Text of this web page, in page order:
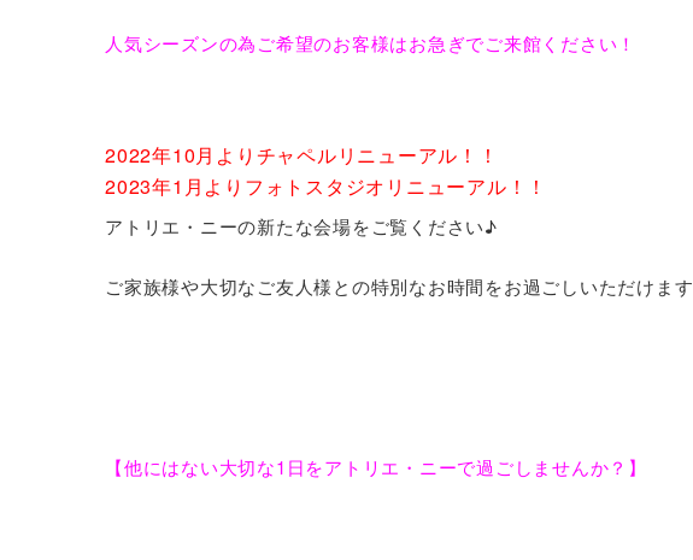
人気シーズンの為ご希望のお客様はお急ぎでご来館ください！
2022年10月よりチャペルリニューアル！！
2023年1月よりフォトスタジオリニューアル！！
アトリエ・ニーの新たな会場をご覧ください♪
ご家族様や大切なご友人様との特別なお時間をお過ごしいただけます
【他にはない大切な1日をアトリエ・ニーで過ごしませんか？】